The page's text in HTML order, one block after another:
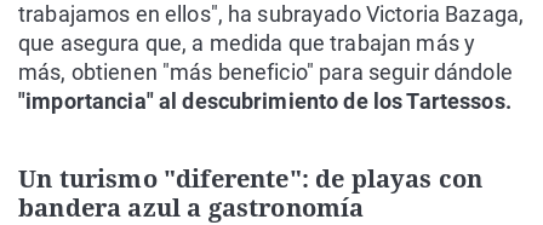
trabajamos en ellos", ha subrayado Victoria Bazaga,
que asegura que, a medida que trabajan más y
más, obtienen "más beneficio" para seguir dándole
"importancia" al descubrimiento de los Tartessos.
Un turismo "diferente": de playas con
bandera azul a gastronomía